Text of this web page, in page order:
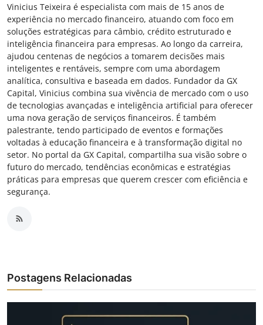
Vinicius Teixeira é especialista com mais de 15 anos de
experiência no mercado financeiro, atuando com foco em
soluções estratégicas para câmbio, crédito estruturado e
inteligência financeira para empresas. Ao longo da carreira,
ajudou centenas de negócios a tomarem decisões mais
inteligentes e rentáveis, sempre com uma abordagem
analítica, consultiva e baseada em dados. Fundador da GX
Capital, Vinicius combina sua vivência de mercado com o uso
de tecnologias avançadas e inteligência artificial para oferecer
uma nova geração de serviços financeiros. É também
palestrante, tendo participado de eventos e formações
voltadas à educação financeira e à transformação digital no
setor. No portal da GX Capital, compartilha sua visão sobre o
futuro do mercado, tendências econômicas e estratégias
práticas para empresas que querem crescer com eficiência e
segurança.
Postagens Relacionadas